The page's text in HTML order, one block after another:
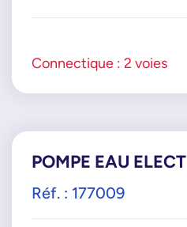
Connectique : 2 voies
POMPE EAU ELECT
Réf. : 177009